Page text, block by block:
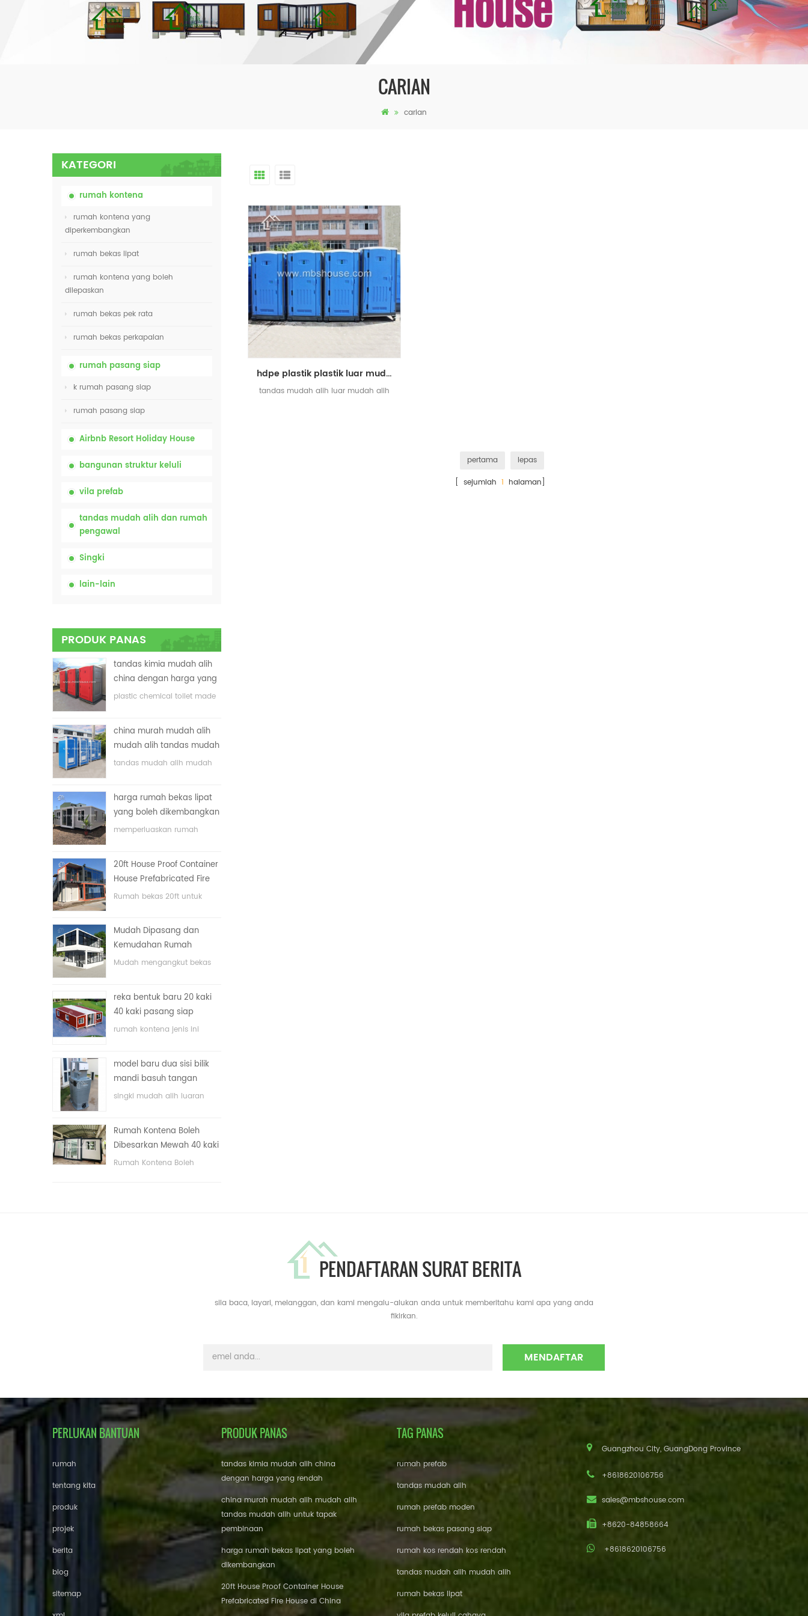
CARIAN
carian
KATEGORI
rumah kontena
rumah kontena yang
diperkembangkan
rumah bekas lipat
rumah kontena yang boleh
dilepaskan
rumah bekas pek rata
rumah bekas perkapalan
rumah pasang siap
k rumah pasang siap
rumah pasang siap
Airbnb Resort Holiday House
bangunan struktur keluli
vila prefab
tandas mudah alih dan rumah
pengawal
Singki
lain-lain
PRODUK PANAS
tandas kimia mudah alih
china dengan harga yang
rendah
plastic chemical toilet made
china murah mudah alih
mudah alih tandas mudah
alih untuk tapak
tandas mudah alih mudah
harga rumah bekas lipat
yang boleh dikembangkan
memperluaskan rumah
20ft House Proof Container
House Prefabricated Fire
House di China
Rumah bekas 20ft untuk
Mudah Dipasang dan
Kemudahan Rumah
Container Pengangkutan
Mudah mengangkut bekas
reka bentuk baru 20 kaki
40 kaki pasang siap
rumah kontena kecil yang
rumah kontena jenis ini
tidur, satu bilik mandi dan
dengan sistem elektrik.
model baru dua sisi bilik
mandi basuh tangan
awam mewah plastik
singki mudah alih luaran
Rumah Kontena Boleh
Dibesarkan Mewah 40 kaki
Dengan Tiga Bilik Tidur
Rumah Kontena Boleh
hdpe plastik plastik luar mudah alih mudah alih tandas
tandas mudah alih luar mudah alih
pertama
lepas
[ sejumlah1 halaman]
PENDAFTARAN SURAT BERITA
sila baca, layari, melanggan, dan kami mengalu-alukan anda untuk memberitahu kami apa yang anda
fikirkan.
PERLUKAN BANTUAN
rumah
tentang kita
produk
projek
berita
blog
sitemap
PRODUK PANAS
tandas kimia mudah alih china
dengan harga yang rendah
china murah mudah alih mudah alih
tandas mudah alih untuk tapak
pembinaan
harga rumah bekas lipat yang boleh
dikembangkan
20ft House Proof Container House
Prefabricated Fire House di China
TAG PANAS
rumah prefab
tandas mudah alih
rumah prefab moden
rumah bekas pasang siap
rumah kos rendah kos rendah
tandas mudah alih mudah alih
rumah bekas lipat
Guangzhou City, GuangDong Province
+8618620106756
sales@mbshouse.com
+8620-84858664
+8618620106756
mbshou
se.com